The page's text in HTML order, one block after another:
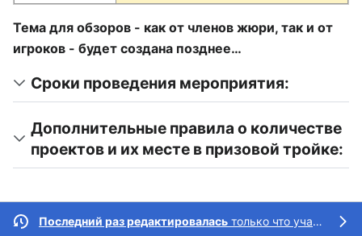
Тема для обзоров - как от членов жюри, так и от
игроков - будет создана позднее…
Сроки проведения мероприятия:
Дополнительные правила о количестве
проектов и их месте в призовой тройке:
Последний раз редактировалась только что участницей